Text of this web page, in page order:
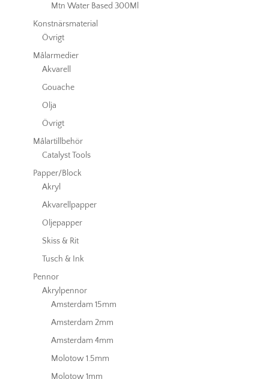
Mtn Water Based 300Ml
Konstnärsmaterial
Övrigt
Målarmedier
Akvarell
Gouache
Olja
Övrigt
Målartillbehör
Catalyst Tools
Papper/Block
Akryl
Akvarellpapper
Oljepapper
Skiss & Rit
Tusch & Ink
Pennor
Akrylpennor
Amsterdam 15mm
Amsterdam 2mm
Amsterdam 4mm
Molotow 1.5mm
Molotow 1mm